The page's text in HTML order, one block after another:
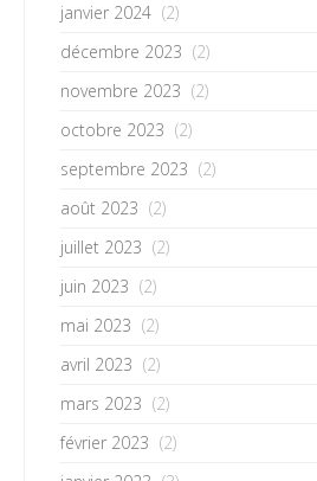
janvier 2024 (2)
décembre 2023 (2)
novembre 2023 (2)
octobre 2023 (2)
septembre 2023 (2)
août 2023 (2)
juillet 2023 (2)
juin 2023 (2)
mai 2023 (2)
avril 2023 (2)
mars 2023 (2)
février 2023 (2)